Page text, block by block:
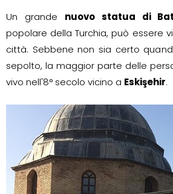
Un grande nuovo statua di
popolare della Turchia, può essere
città. Sebbene non sia certo
sepolto, la maggior parte delle
vivo nell'8° secolo vicino a Eskişehir.